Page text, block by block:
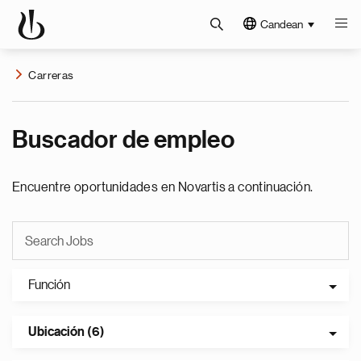
Candean
Carreras
Buscador de empleo
Encuentre oportunidades en Novartis a continuación.
Función
Ubicación (6)